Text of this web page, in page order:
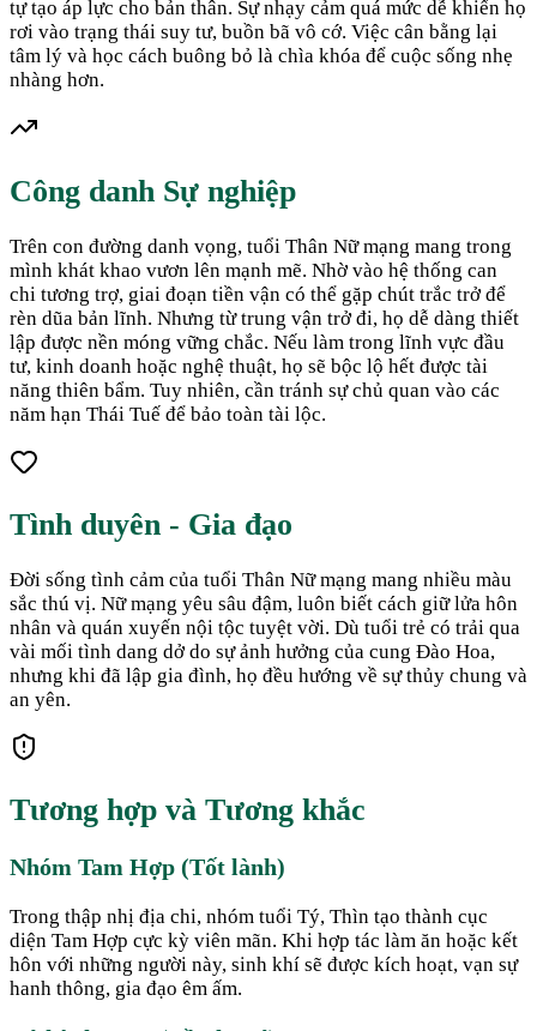
tự tạo áp lực cho bản thân. Sự nhạy cảm quá mức dễ khiến họ
rơi vào trạng thái suy tư, buồn bã vô cớ. Việc cân bằng lại
tâm lý và học cách buông bỏ là chìa khóa để cuộc sống nhẹ
nhàng hơn.
Công danh Sự nghiệp
Trên con đường danh vọng, tuổi Thân Nữ mạng mang trong
mình khát khao vươn lên mạnh mẽ. Nhờ vào hệ thống can
chi tương trợ, giai đoạn tiền vận có thể gặp chút trắc trở để
rèn dũa bản lĩnh. Nhưng từ trung vận trở đi, họ dễ dàng thiết
lập được nền móng vững chắc. Nếu làm trong lĩnh vực đầu
tư, kinh doanh hoặc nghệ thuật, họ sẽ bộc lộ hết được tài
năng thiên bẩm. Tuy nhiên, cần tránh sự chủ quan vào các
năm hạn Thái Tuế để bảo toàn tài lộc.
Tình duyên - Gia đạo
Đời sống tình cảm của tuổi Thân Nữ mạng mang nhiều màu
sắc thú vị. Nữ mạng yêu sâu đậm, luôn biết cách giữ lửa hôn
nhân và quán xuyến nội tộc tuyệt vời. Dù tuổi trẻ có trải qua
vài mối tình dang dở do sự ảnh hưởng của cung Đào Hoa,
nhưng khi đã lập gia đình, họ đều hướng về sự thủy chung và
an yên.
Tương hợp và Tương khắc
Nhóm Tam Hợp (Tốt lành)
Trong thập nhị địa chi, nhóm tuổi Tý, Thìn tạo thành cục
diện Tam Hợp cực kỳ viên mãn. Khi hợp tác làm ăn hoặc kết
hôn với những người này, sinh khí sẽ được kích hoạt, vạn sự
hanh thông, gia đạo êm ấm.